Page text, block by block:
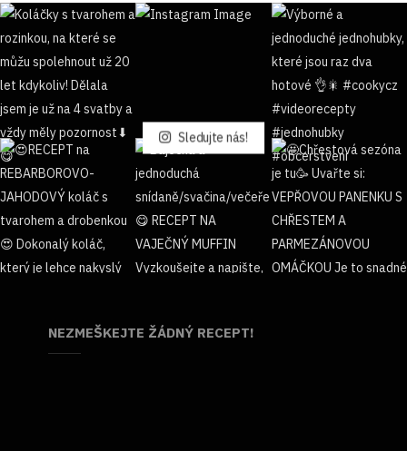
Sledujte nás!
NEZMEŠKEJTE ŽÁDNÝ RECEPT!